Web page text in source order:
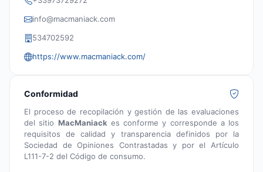
info@macmaniack.com
534702592
https://www.macmaniack.com/
Conformidad
El proceso de recopilación y gestión de las evaluaciones
del sitio MacManiack es conforme y corresponde a los
requisitos de calidad y transparencia definidos por la
Sociedad de Opiniones Contrastadas y por el Artículo
L111-7-2 del Código de consumo.